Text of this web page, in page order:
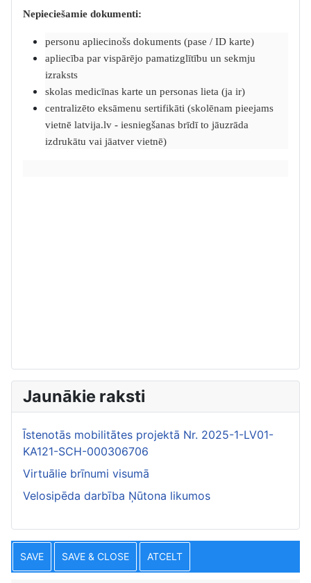
Nepieciešamie dokumenti:
personu apliecinošs dokuments (pase / ID karte)
apliecība par vispārējo pamatizglītību un sekmju
izraksts
skolas medicīnas karte un personas lieta (ja ir)
centralizēto eksāmenu sertifikāti (skolēnam pieejams
vietnē latvija.lv - iesniegšanas brīdī to jāuzrāda
izdrukātu vai jāatver vietnē)
Jaunākie raksti
Īstenotās mobilitātes projektā Nr. 2025-1-LV01-
KA121-SCH-000306706
Virtuālie brīnumi visumā
Velosipēda darbība Ņūtona likumos
SAVE SAVE & CLOSE ATCELT